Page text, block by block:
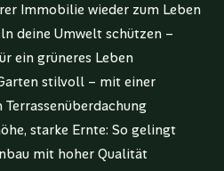
Immobilie wieder zum Leben
deine Umwelt schützen –
ein grüneres Leben
stilvoll – mit einer
starke Ernte: So gelingt
mit hoher Qualität